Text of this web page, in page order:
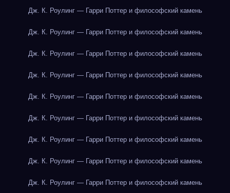
Дж. К. Роулинг — Гарри Поттер и философский камень
Дж. К. Роулинг — Гарри Поттер и философский камень
Дж. К. Роулинг — Гарри Поттер и философский камень
Дж. К. Роулинг — Гарри Поттер и философский камень
Дж. К. Роулинг — Гарри Поттер и философский камень
Дж. К. Роулинг — Гарри Поттер и философский камень
Дж. К. Роулинг — Гарри Поттер и философский камень
Дж. К. Роулинг — Гарри Поттер и философский камень
Дж. К. Роулинг — Гарри Поттер и философский камень